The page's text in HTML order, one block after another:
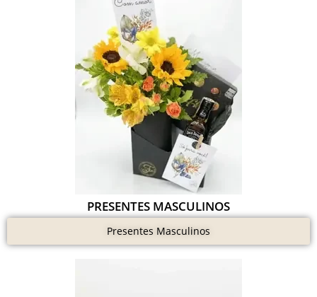
PRESENTES MASCULINOS
Presentes Masculinos